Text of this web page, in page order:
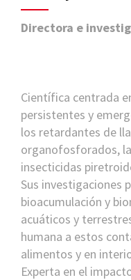
Directora e
Científica centrada
persistentes y
los retardantes de
organofosforados,
insecticidas
Sus investigaciones
bioacumulación y
acuáticos y
humana a estos
alimentos y en
Experta en el